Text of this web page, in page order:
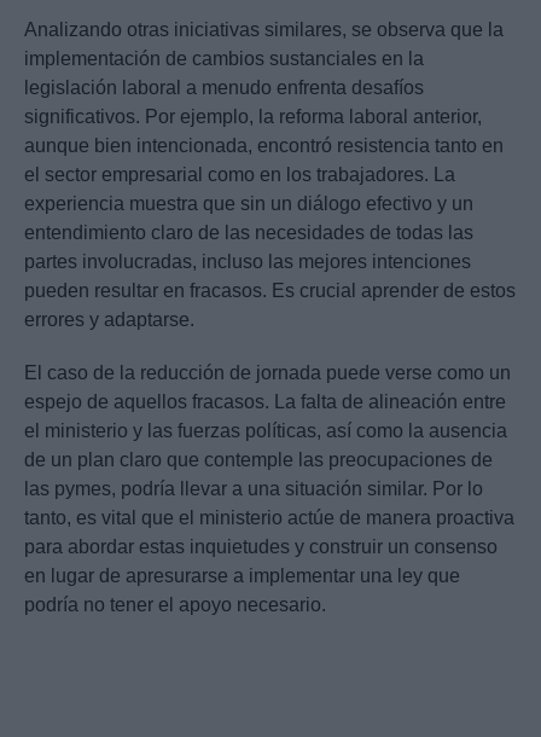
Analizando otras iniciativas similares, se observa que la
implementación de cambios sustanciales en la
legislación laboral a menudo enfrenta desafíos
significativos. Por ejemplo, la reforma laboral anterior,
aunque bien intencionada, encontró resistencia tanto en
el sector empresarial como en los trabajadores. La
experiencia muestra que sin un diálogo efectivo y un
entendimiento claro de las necesidades de todas las
partes involucradas, incluso las mejores intenciones
pueden resultar en fracasos. Es crucial aprender de estos
errores y adaptarse.
El caso de la reducción de jornada puede verse como un
espejo de aquellos fracasos. La falta de alineación entre
el ministerio y las fuerzas políticas, así como la ausencia
de un plan claro que contemple las preocupaciones de
las pymes, podría llevar a una situación similar. Por lo
tanto, es vital que el ministerio actúe de manera proactiva
para abordar estas inquietudes y construir un consenso
en lugar de apresurarse a implementar una ley que
podría no tener el apoyo necesario.